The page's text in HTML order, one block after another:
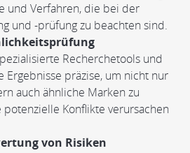
und Verfahren, die bei der
und -prüfung zu beachten sind.
Recherchetools und
präzise, um nicht nur
auch ähnliche Marken zu
Konflikte verursachen
von Risiken